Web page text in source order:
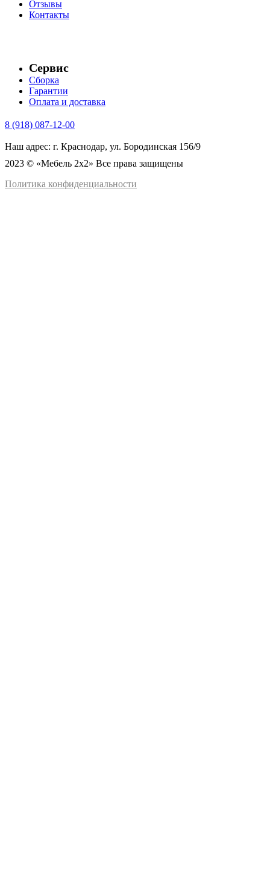
Отзывы
Контакты
Сервис
Сборка
Гарантии
Оплата и доставка
8 (918) 087-12-00
Наш адрес: г. Краснодар, ул. Бородинская 156/9
2023 © «Мебель 2x2» Все права защищены
Политика конфиденциальности